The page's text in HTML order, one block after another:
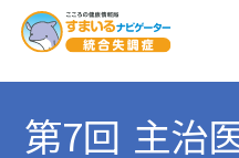
第7回 主治